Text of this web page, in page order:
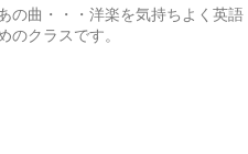
の曲・・・洋楽を気持ちよく英語
のクラスです。